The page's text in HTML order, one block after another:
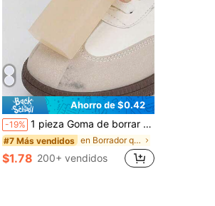
Ahorro de $0.42
-19% 1 pieza Goma de borrar para limpiar zapatos de ante - Quitamanchas no eléctrico, apto para zapatillas, ropa, vidrio, paredes, pisos, muebles - Herramienta de limpieza en seco multiusos, suave con las telas, material ABS, tema navideño, apto para la vida universitaria
#7 Más vendidos en Borrador quitamanchas
$1.78 200+ vendidos